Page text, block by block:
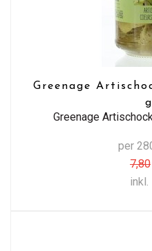
Greenage
Greenage
per
7,80